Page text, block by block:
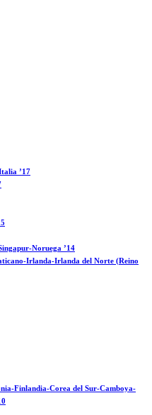
’17
Noruega ’14
Irlanda-Irlanda del Norte (Reino
Finlandia-Corea del Sur-Camboya-